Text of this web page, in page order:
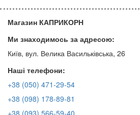
Магазин КАПРИКОРН
Ми знаходимось за адресою:
Київ, вул. Велика Васильківська, 26
Наші телефони:
+38 (050) 471-29-54
+38 (098) 178-89-81
+38 (093) 566-59-40